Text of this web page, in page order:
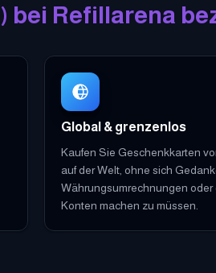
) bei Refillarena
Global & grenzenlos
Kaufen Sie Geschenkkarten
auf der Welt, ohne sich
Währungsumrechnungen oder
Konten machen zu müssen.